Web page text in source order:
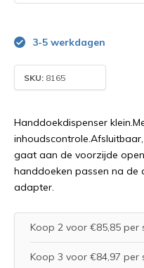
3-5 werkdagen
SKU: 8165
Handdoekdispenser
gaat aan de voorzijde
handdoeken passen na de
adapter.
Koop 2 voor €85,85 per
Koop 3 voor €84,97 per